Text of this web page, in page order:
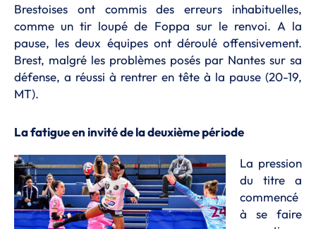
Brestoises ont commis des erreurs inhabituelles,
comme un tir loupé de Foppa sur le renvoi. A la
pause, les deux équipes ont déroulé offensivement.
Brest, malgré les problèmes posés par Nantes sur sa
défense, a réussi à rentrer en tête à la pause (20-19,
MT).
La fatigue en invité de la deuxième période
La pression
du titre a
commencé
à se faire